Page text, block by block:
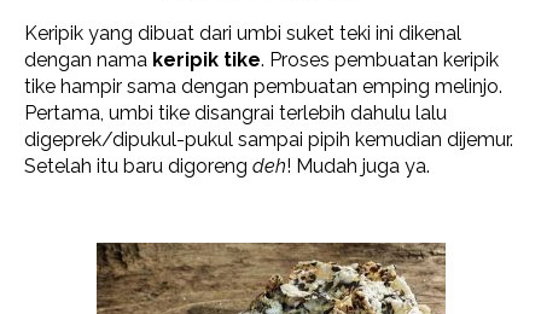
Keripik yang dibuat dari umbi suket teki ini dikenal
dengan nama keripik tike. Proses pembuatan keripik
tike hampir sama dengan pembuatan emping melinjo.
Pertama, umbi tike disangrai terlebih dahulu lalu
digeprek/dipukul-pukul sampai pipih kemudian dijemur.
Setelah itu baru digoreng deh! Mudah juga ya.